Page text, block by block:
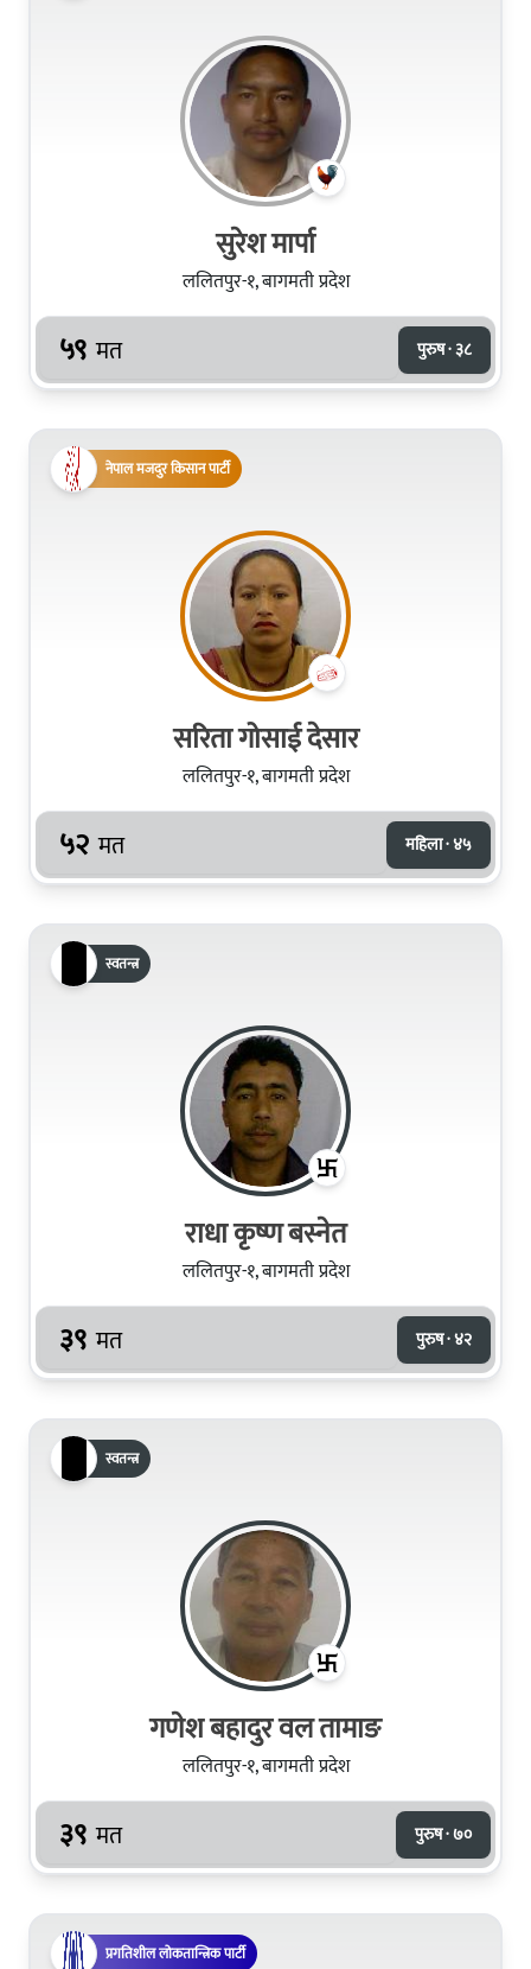
सुरेश मार्पा
ललितपुर-१, बागमती प्रदेश
५९ मत पुरुष · ३८
नेपाल मजदुर किसान पार्टी
सरिता गोसाई देसार
ललितपुर-१, बागमती प्रदेश
५२ मत महिला · ४५
स्वतन्त्र
राधा कृष्ण बस्नेत
ललितपुर-१, बागमती प्रदेश
३९ मत पुरुष · ४२
स्वतन्त्र
गणेश बहादुर वल तामाङ
ललितपुर-१, बागमती प्रदेश
३९ मत पुरुष · ७०
प्रगतिशील लोकतान्त्रिक पार्टी